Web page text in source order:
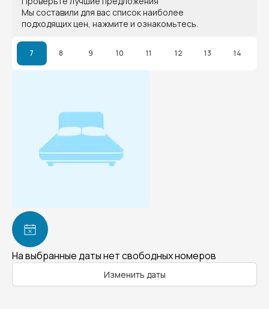
Мы составили для вас список наиболее
подходящих цен, нажмите и ознакомьтесь.
7 8 9 10 11 12 13 14
На выбранные даты нет свободных номеров
Изменить даты